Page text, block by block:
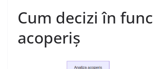
Cum decizi în
acoperiș